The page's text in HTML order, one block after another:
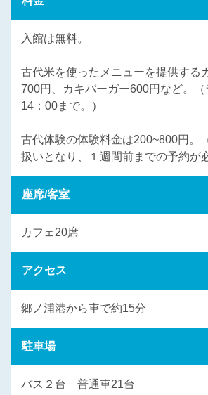
入館は無料。
古代米を使ったメニューを提供する
700円、カキバーガー600円など。
14：00まで。）
古代体験の体験料金は200~800円。
扱いとなり、１週間前までの予約が
座席/客室
カフェ20席
アクセス
郷ノ浦港から車で約15分
駐車場
バス２台 普通車21台